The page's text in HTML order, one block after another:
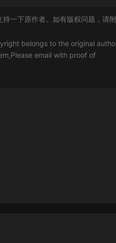
一下原作者。如有版权问题，请
belongs to the original
email with proof of